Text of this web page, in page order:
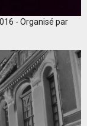
- Organisé par